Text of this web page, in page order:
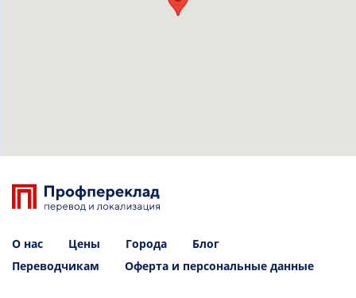
О нас Цены Города
Блог
Переводчикам
Оферта и персональные данные